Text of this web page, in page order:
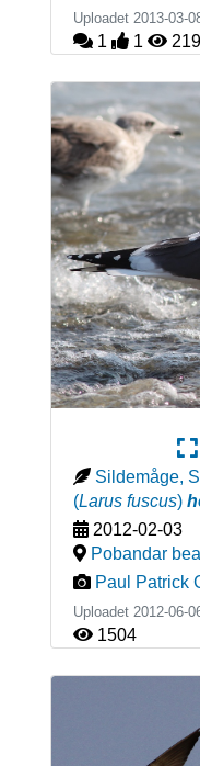
Uploadet 2013-03-
1 1
Sildemåge,
(Larus fuscus)
2012-02-03
Pobandar
Paul Patrick
Uploadet 2012-06-
1504